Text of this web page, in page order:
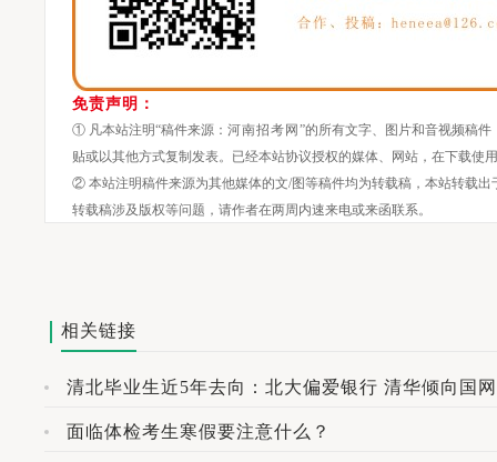
免责声明：
① 凡本站注明“稿件来源： 河南招考网 ”的所有文字、图片和音视频稿
贴或以其他方式复制发表。已经本站协议授权的媒体、网站，在下载使
② 本站注明稿件来源为其他媒体的文/图等稿件均为转载稿，本站转载
转载稿涉及版权等问题，请作者在两周内速来电或来函联系。
相关链接
清北毕业生近5年去向：北大偏爱银行 清华倾向国网
面临体检考生寒假要注意什么？